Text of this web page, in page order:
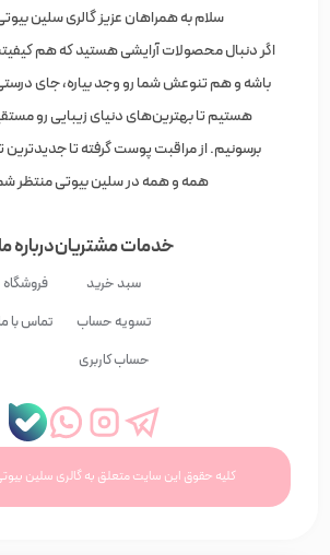
سلام به همراهان عزیز گالری سلین
اگر دنبال محصولات آرایشی هستید که هم
باشه و هم تنوعش شما رو وجد بیاره، جای
هستیم تا بهترین‌های دنیای زیبایی رو
برسونیم. از مراقبت پوست گرفته تا جدیدترین
همه و همه در سلین بیوتی منتظر
خدمات مشتریان
سبد خرید
تسویه حساب
حساب کاربری
درباره ما
فروشگاه
تماس با ما
کلیه حقوق این سایت متعلق به گالری سلین